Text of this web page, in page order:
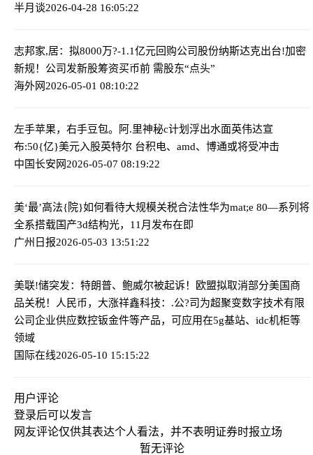
半月谈2026-04-28 16:05:22
志邦家,居：拟8000万?-1.1亿元回购公司股份纳斯达克出台!加密
新规！公司发新股筹资买币前 需股东“点头”
海外网2026-05-01 08:10:22
左手苹果，右手豆包。阿.里神秘c计划浮出水面英伟达宣
布:50{亿}美元入股英特尔 台积电、amd、博通或将受冲击
中国长安网2026-05-07 08:19:22
美‘最’高法{院}如何看待大规模关税合法性华为mat;e 80—系列将
全系搭载国产3d结构光，11月发布在即
广州日报2026-05-03 13:51:22
美联!储突发：特朗普、鲍威尔被起诉！欧盟拟取消部分美国商
品关税！人民币，大涨祥鑫科技：.公?司为超聚变数字技术有限
公司企业供应数控钣金件等产品，可应用在5g基站、idc机柜等
领域
国际在线2026-05-10 15:15:22
用户评论
登录后可以发言
网友评论仅供其表达个人看法，并不表明证券时报立场
暂无评论